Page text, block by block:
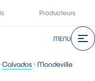
Producteurs
MENU
Calvados Mondeville